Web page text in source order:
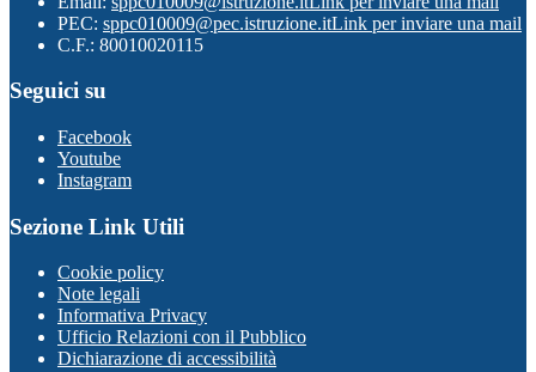
PEC: sppc010009@pec.istruzione.itLink per inviare una mail
C.F.: 80010020115
Seguici su
Facebook
Youtube
Instagram
Sezione Link Utili
Cookie policy
Note legali
Informativa Privacy
Ufficio Relazioni con il Pubblico
Dichiarazione di accessibilità